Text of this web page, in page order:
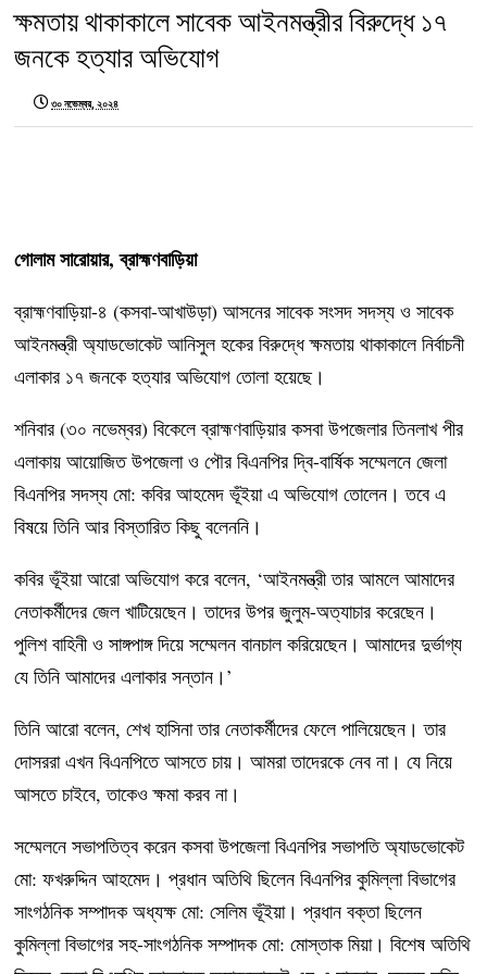
ক্ষমতায় থাকাকালে সাবেক আইনমন্ত্রীর বিরুদ্ধে ১৭
জনকে হত্যার অভিযোগ
৩০ নভেম্বর, ২০২৪
গোলাম সারোয়ার, ব্রাহ্মণবাড়িয়া
ব্রাহ্মণবাড়িয়া-৪ (কসবা-আখাউড়া) আসনের সাবেক সংসদ সদস্য ও সাবেক
আইনমন্ত্রী অ্যাডভোকেট আনিসুল হকের বিরুদ্ধে ক্ষমতায় থাকাকালে নির্বাচনী
এলাকার ১৭ জনকে হত্যার অভিযোগ তোলা হয়েছে।
শনিবার (৩০ নভেম্বর) বিকেলে ব্রাহ্মণবাড়িয়ার কসবা উপজেলার তিনলাখ পীর
এলাকায় আয়োজিত উপজেলা ও পৌর বিএনপির দ্বি-বার্ষিক সম্মেলনে জেলা
বিএনপির সদস্য মো: কবির আহমেদ ভূঁইয়া এ অভিযোগ তোলেন। তবে এ
বিষয়ে তিনি আর বিস্তারিত কিছু বলেননি।
কবির ভূঁইয়া আরো অভিযোগ করে বলেন, ‘আইনমন্ত্রী তার আমলে আমাদের
নেতাকর্মীদের জেল খাটিয়েছেন। তাদের উপর জুলুম-অত্যাচার করেছেন।
পুলিশ বাহিনী ও সাঙ্গপাঙ্গ দিয়ে সম্মেলন বানচাল করিয়েছেন। আমাদের দুর্ভাগ্য
যে তিনি আমাদের এলাকার সন্তান।’
তিনি আরো বলেন, শেখ হাসিনা তার নেতাকর্মীদের ফেলে পালিয়েছেন। তার
দোসররা এখন বিএনপিতে আসতে চায়। আমরা তাদেরকে নেব না। যে নিয়ে
আসতে চাইবে, তাকেও ক্ষমা করব না।
সম্মেলনে সভাপতিত্ব করেন কসবা উপজেলা বিএনপির সভাপতি অ্যাডভোকেট
মো: ফখরুদ্দিন আহমেদ। প্রধান অতিথি ছিলেন বিএনপির কুমিল্লা বিভাগের
সাংগঠনিক সম্পাদক অধ্যক্ষ মো: সেলিম ভূঁইয়া। প্রধান বক্তা ছিলেন
কুমিল্লা বিভাগের সহ-সাংগঠনিক সম্পাদক মো: মোস্তাক মিয়া। বিশেষ অতিথি